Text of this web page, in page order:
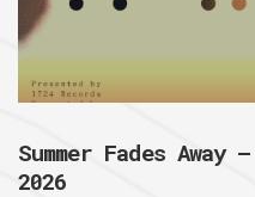
Summer Fades
2026